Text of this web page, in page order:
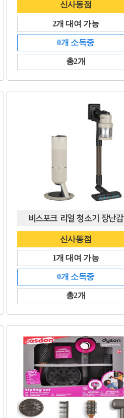
신사동점
2개 대여 가능
0개 소독중
총2개
비스포크 리얼 청소기 장난감
신사동점
1개 대여 가능
0개 소독중
총2개